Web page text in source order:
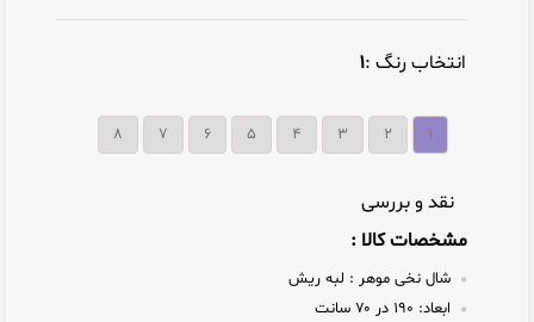
انتخاب رنگ :۱
۱ ۲ ۳ ۴ ۵ ۶ ۷ ۸
نقد و بررسی
مشخصات کالا :
شال نخی موهر : لبه ریش
ابعاد: